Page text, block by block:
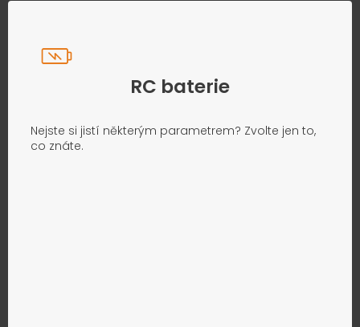
RC baterie
Nejste si jistí některým parametrem? Zvolte jen to,
co znáte.